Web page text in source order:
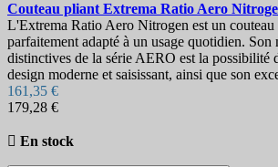
Couteau pliant Extrema Ratio Aero
L'Extrema Ratio Aero Nitrogen est un couteau
parfaitement adapté à un usage quotidien.
distinctives de la série AERO est la possibilité
design moderne et saisissant, ainsi que son
161,35 €
179,28 €
 En stock